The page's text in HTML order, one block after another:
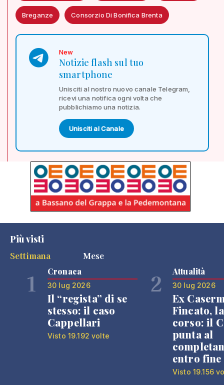
Breganze Consorzio Di Bonifica Brenta
New
Notizie flash sul tuo
smartphone
Unisciti al nostro nuovo canale Telegram,
ricevi una notifica ogni volta che
pubblichiamo una notizia.
Unisciti al Canale
Più visti
Settimana
Mese
1 Cronaca
30 lug 2026
Il “regista” di se
stesso: il caso
Cappellari
Visto 19.192 volte
2 Attualità
30 lug 2026
Ex
Fincato,
corso: il
punta al
entro fine
Visto 19.156